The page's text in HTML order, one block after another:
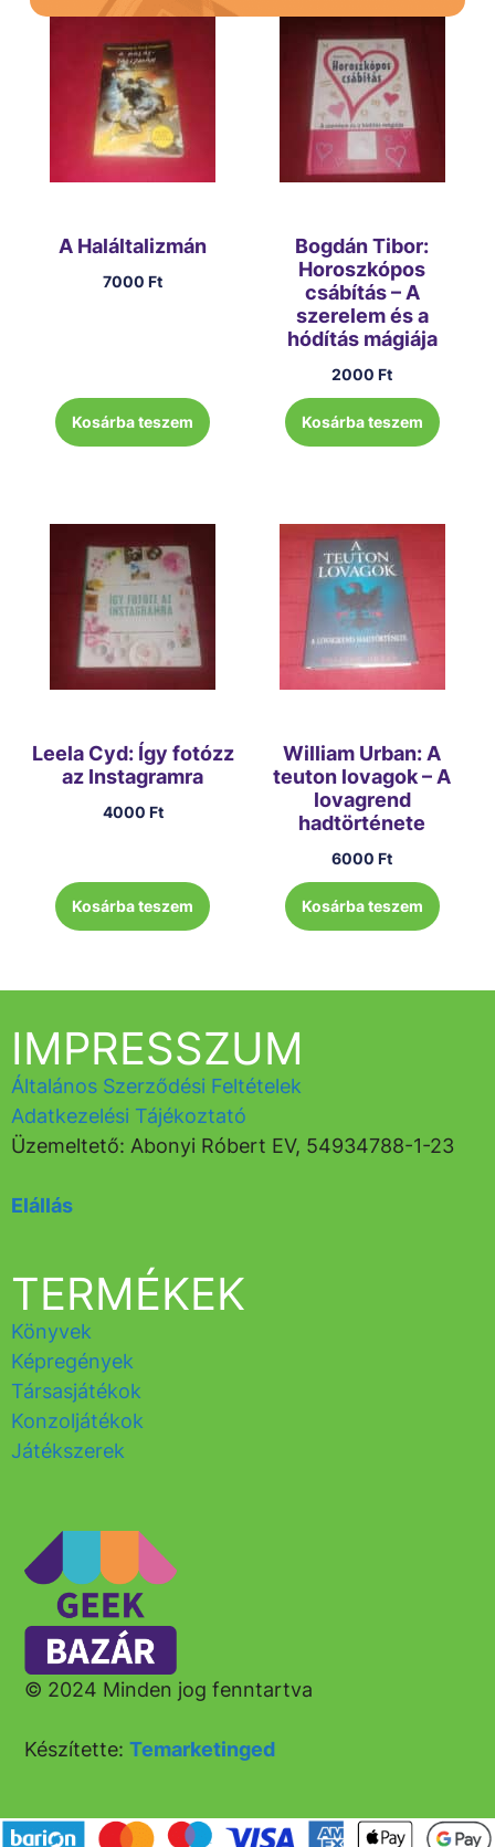
A Haláltalizmán
7000Ft
Kosárba teszem
Bogdán Tibor:
Horoszkópos
csábítás – A
szerelem és a
hódítás mágiája
2000Ft
Kosárba teszem
Leela Cyd: Így fotózz
az Instagramra
4000 Ft
Kosárba teszem
William Urban: A
teuton lovagok – A
lovagrend
hadtörténete
6000Ft
Kosárba teszem
© 2024 Minden jog fenntartva
Készítette:Temarketinged
TERMÉKEK
Könyvek
Képregények
Társasjátékok
Konzoljátékok
Játékszerek
IMPRESSZUM
Általános Szerződési Feltételek
Adatkezelési Tájékoztató
Üzemeltető: Abonyi Róbert EV, 54934788-1-23
Elállás